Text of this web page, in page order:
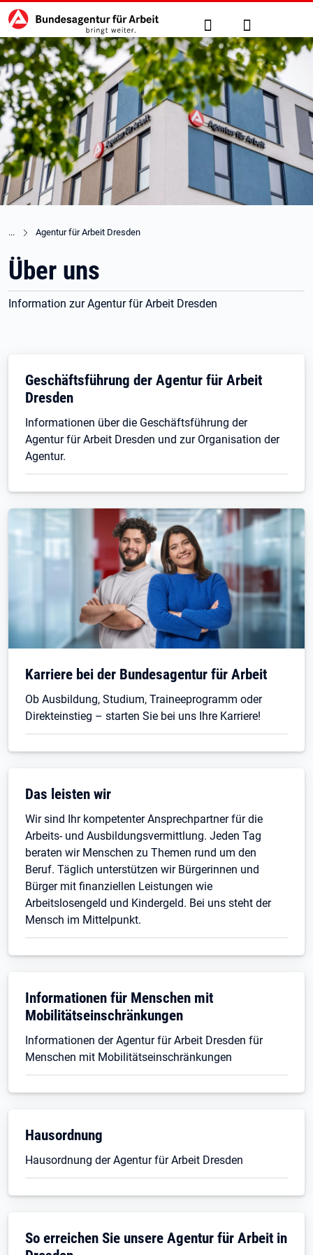
zu den Hauptinhalten springen
Hauptnavigation Suche Anmelden
Agentur für Arbeit Dresden
Über uns
Information zur Agentur für Arbeit Dresden
Geschäftsführung der Agentur für Arbeit
Dresden
Informationen über die Geschäftsführung der
Agentur für Arbeit Dresden und zur Organisation der
Agentur.
Karriere bei der Bundesagentur für Arbeit
Ob Ausbildung, Studium, Traineeprogramm oder
Direkteinstieg – starten Sie bei uns Ihre Karriere!
Das leisten wir
Wir sind Ihr kompetenter Ansprechpartner für die
Arbeits- und Ausbildungsvermittlung. Jeden Tag
beraten wir Menschen zu Themen rund um den
Beruf. Täglich unterstützen wir Bürgerinnen und
Bürger mit finanziellen Leistungen wie
Arbeitslosengeld und Kindergeld. Bei uns steht der
Mensch im Mittelpunkt.
Informationen für Menschen mit
Mobilitätseinschränkungen
Informationen der Agentur für Arbeit Dresden für
Menschen mit Mobilitätseinschränkungen
Hausordnung
Hausordnung der Agentur für Arbeit Dresden
So erreichen Sie unsere Agentur für Arbeit in